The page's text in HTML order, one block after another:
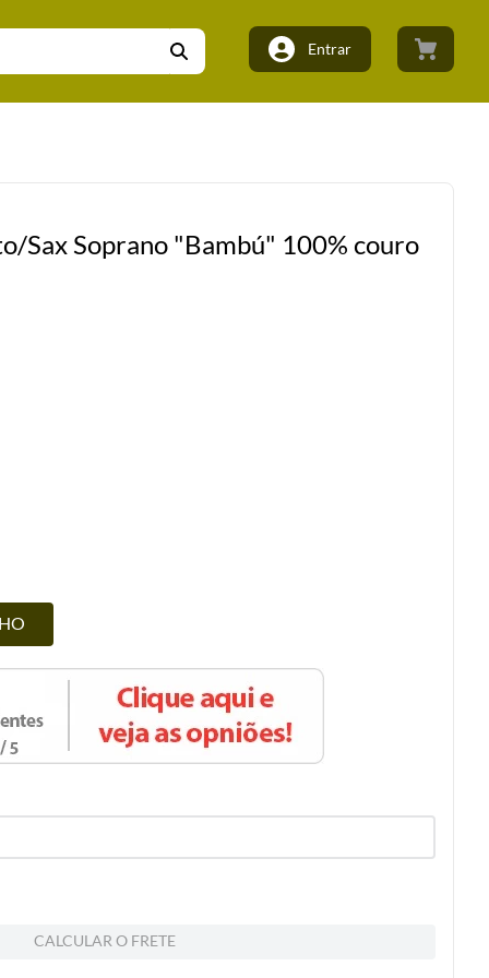
Entrar
Sax Soprano "Bambú" 100% couro
CALCULAR O FRETE